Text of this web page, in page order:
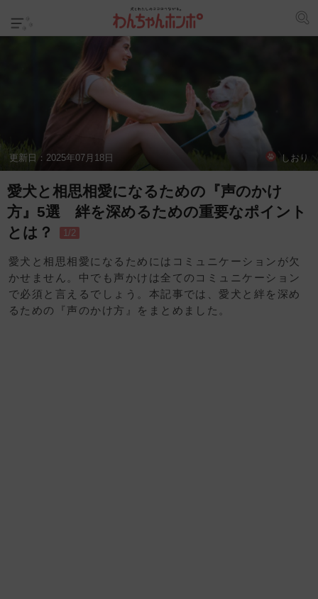
更新日： 2025年07月18日 しおり
愛犬と相思相愛になるための『声のかけ
方』5選 絆を深めるための重要なポイント
とは？
1/2
愛犬と相思相愛になるためにはコミュニケーションが欠
かせません。中でも声かけは全てのコミュニケーション
で必須と言えるでしょう。本記事では、愛犬と絆を深め
るための『声のかけ方』をまとめました。